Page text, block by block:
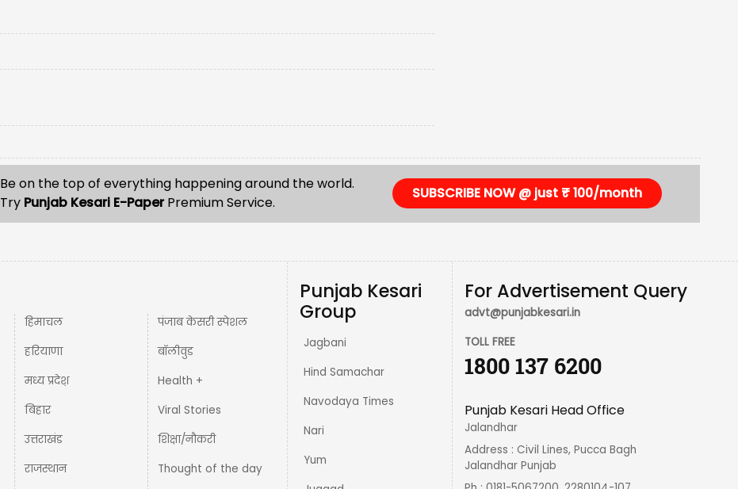
Be on the top of everything happening around the world.
Try Punjab Kesari E-PaperPremium Service.
SUBSCRIBE NOW @ just ₹ 100/month
हिमाचल
हरियाणा
मध्य प्रदेश़
बिहार
उत्तराखंड
राजस्थान
पंजाब केसरी स्पेशल
बॉलीवुड
Health +
Viral Stories
शिक्षा/नौकरी
Thought of the day
Punjab Kesari
Group
Jagbani
Hind Samachar
Navodaya Times
Nari
Yum
For Advertisement Query
advt@punjabkesari.in
TOLL FREE
1800 137 6200
Punjab Kesari Head Office
Jalandhar
Address : Civil Lines, Pucca Bagh
Jalandhar Punjab